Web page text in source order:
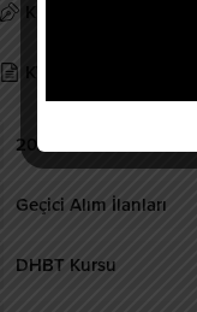
Kurumsal
KVK Metni
2026 DHBT
Geçici Alım İlanları
DHBT Kursu